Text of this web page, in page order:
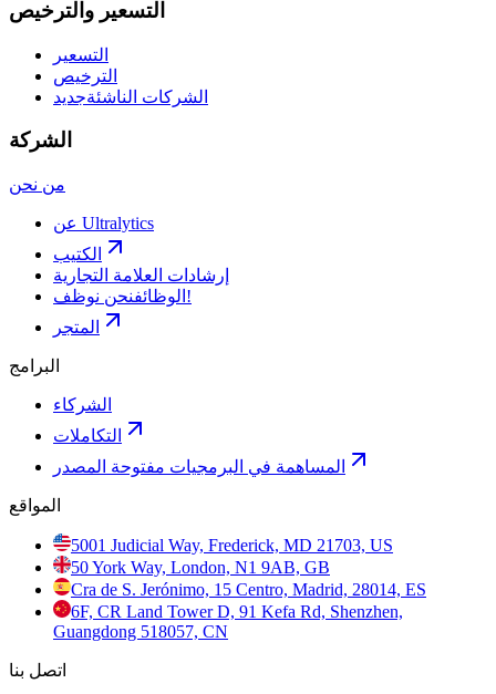
التسعير والترخيص
التسعير
الترخيص
الشركات الناشئةجديد
الشركة
من نحن
عن Ultralytics
الكتيب
إرشادات العلامة التجارية
الوظائف نحن نوظف!
المتجر
البرامج
الشركاء
التكاملات
المساهمة في البرمجيات مفتوحة المصدر
المواقع
5001 Judicial Way, Frederick, MD 21703, US
50 York Way, London, N1 9AB, GB
Cra de S. Jerónimo, 15 Centro, Madrid, 28014, ES
6F, CR Land Tower D, 91 Kefa Rd, Shenzhen,
Guangdong 518057, CN
اتصل بنا